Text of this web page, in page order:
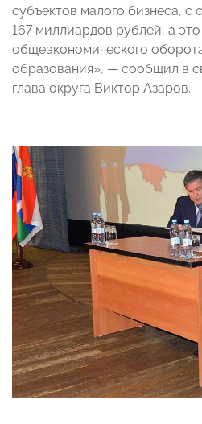
субъектов малого бизнеса,
167 миллиардов рублей, а это
общеэкономического
образования», — сообщил в
глава округа Виктор Азаров.